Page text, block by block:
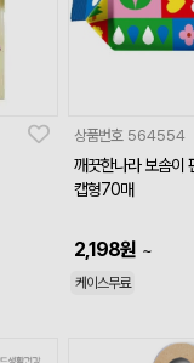
상품번호 564554
깨끗한나라 보솜이
캡형70매
2,198원 ~
케이스무료